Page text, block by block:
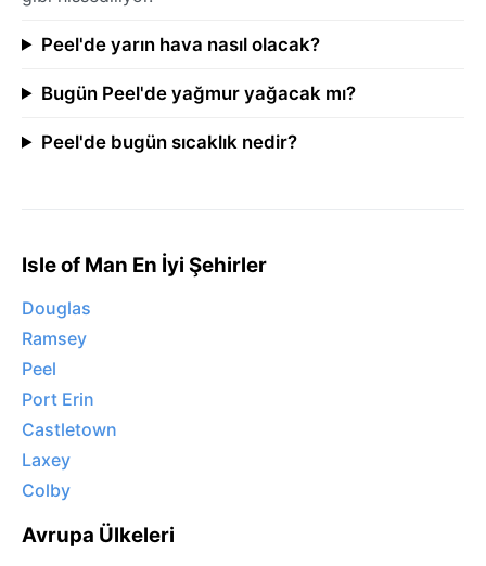
Peel'de yarın hava nasıl olacak?
Bugün Peel'de yağmur yağacak mı?
Peel'de bugün sıcaklık nedir?
Isle of Man En İyi Şehirler
Douglas
Ramsey
Peel
Port Erin
Castletown
Laxey
Colby
Avrupa Ülkeleri